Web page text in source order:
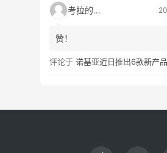
考拉的生活
赞！
评论于 诺基亚近日推出6款新产品，将增强和16家公司